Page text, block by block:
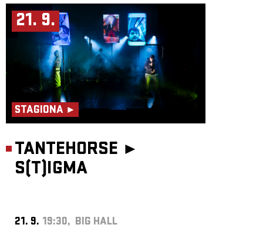
21. 9.
STAGIONA ►
TANTEHORSE ►
S(T)IGMA
21. 9. 19:30, BIG HALL